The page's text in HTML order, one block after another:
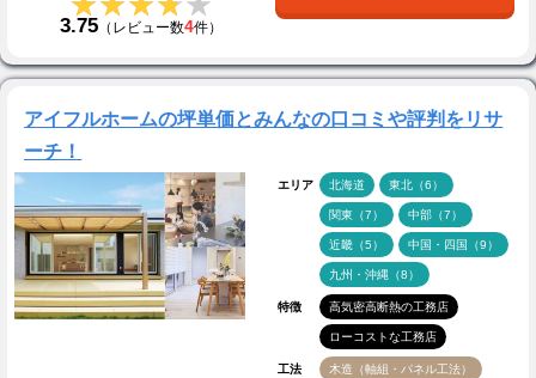
3.75 （レビュー数4件）
アイフルホームの坪単価とみんなの口コミや評判をリサ
ーチ！
エリア 北海道 東北（6）
関東（7） 中部（7）
近畿（5） 中国・四国（9）
九州・沖縄（8）
特徴 高気密高断熱の工務店
ローコストな工務店
工法 木造（軸組・パネル工法）